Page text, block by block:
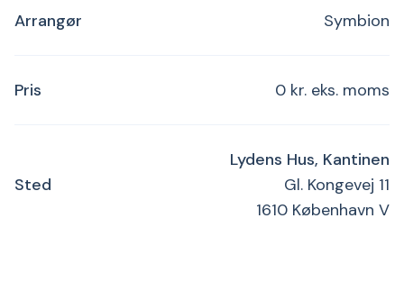
Arrangør Symbion
Pris 0 kr. eks. moms
Sted
Lydens Hus, Kantinen
Gl. Kongevej 11
1610 København V